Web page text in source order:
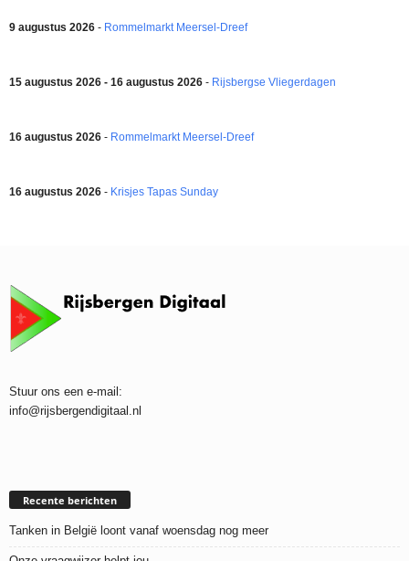
9 augustus 2026 - Rommelmarkt Meersel-Dreef
15 augustus 2026 - 16 augustus 2026 - Rijsbergse Vliegerdagen
16 augustus 2026 - Rommelmarkt Meersel-Dreef
16 augustus 2026 - Krisjes Tapas Sunday
Stuur ons een e-mail:
info@rijsbergendigitaal.nl
Recente berichten
Tanken in België loont vanaf woensdag nog meer